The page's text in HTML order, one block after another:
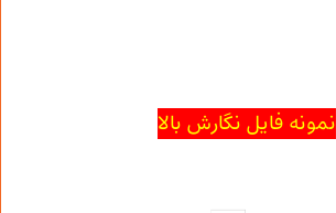
نمونه فایل نگارش بالا